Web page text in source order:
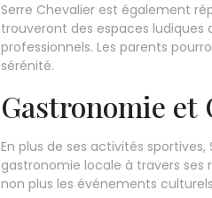
Serre Chevalier est également
trouveront des espaces ludiques
professionnels. Les parents
sérénité.
Gastronomie et
En plus de ses activités
gastronomie locale à travers ses
non plus les événements